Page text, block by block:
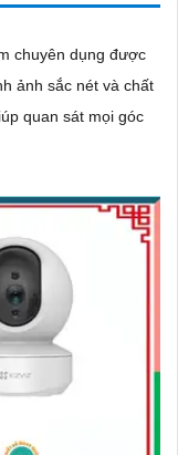
chuyên dụng được
ảnh sắc nét và chất